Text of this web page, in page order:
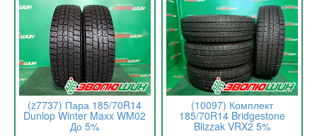
(z7737) Пара 185/70R14
Dunlop Winter Maxx WM02
До 5%
(10097) Комплект
185/70R14 Bridgestone
Blizzak VRX2 5%